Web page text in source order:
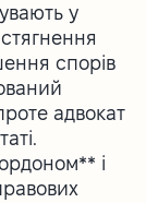
у
спорів
адвокат
і